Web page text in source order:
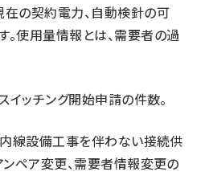
在の契約電力、自動検針の可
。使用量情報とは、需要者の過
イッチング開始申請の件数。
線設備工事を伴わない接続供
ンペア変更、需要者情報変更の